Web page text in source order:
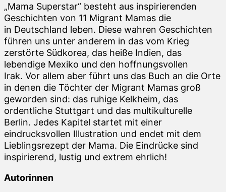
„Mama Superstar“ besteht aus inspirierenden
Geschichten von 11 Migrant Mamas die
in Deutschland leben. Diese wahren Geschichten
führen uns unter anderem in das vom Krieg
zerstörte Südkorea, das heiße Indien, das
lebendige Mexiko und den hoffnungsvollen
Irak. Vor allem aber führt uns das Buch an die Orte
in denen die Töchter der Migrant Mamas groß
geworden sind: das ruhige Kelkheim, das
ordentliche Stuttgart und das multikulturelle
Berlin. Jedes Kapitel startet mit einer
eindrucksvollen Illustration und endet mit dem
Lieblingsrezept der Mama. Die Eindrücke sind
inspirierend, lustig und extrem ehrlich!
Autorinnen